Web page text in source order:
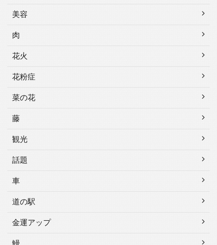
美容
肉
花火
花粉症
菜の花
藤
観光
話題
車
道の駅
金運アップ
鰻